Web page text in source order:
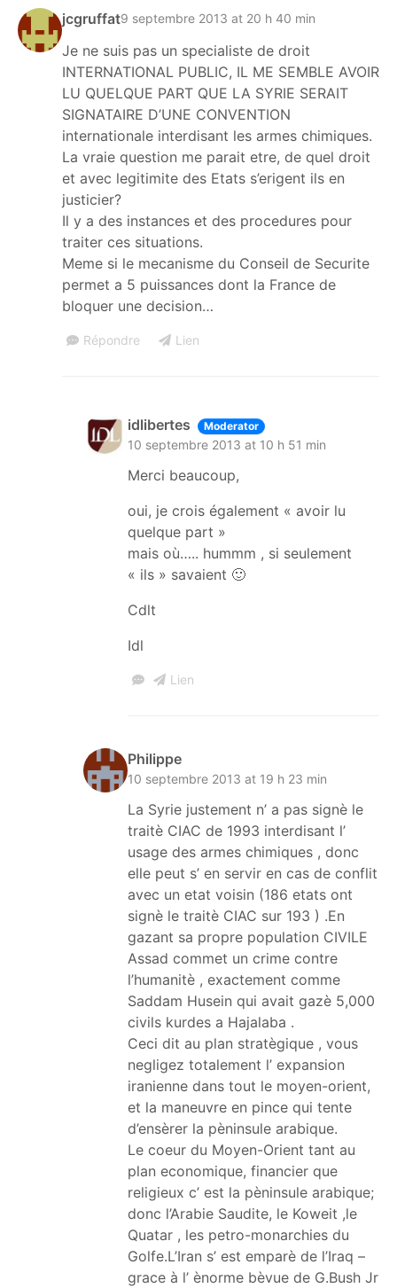
jcgruffat9 septembre 2013 at 20 h 40 min
Je ne suis pas un specialiste de droit
INTERNATIONAL PUBLIC, IL ME SEMBLE AVOIR
LU QUELQUE PART QUE LA SYRIE SERAIT
SIGNATAIRE D’UNE CONVENTION
internationale interdisant les armes chimiques.
La vraie question me parait etre, de quel droit
et avec legitimite des Etats s’erigent ils en
justicier?
Il y a des instances et des procedures pour
traiter ces situations.
Meme si le mecanisme du Conseil de Securite
permet a 5 puissances dont la France de
bloquer une decision…
Répondre Lien
idlibertes Moderator
10 septembre 2013 at 10 h 51 min
Merci beaucoup,
oui, je crois également « avoir lu
quelque part »
mais où….. hummm , si seulement
« ils » savaient 🙂
Cdlt
Idl
Lien
Philippe
10 septembre 2013 at 19 h 23 min
La Syrie justement n’ a pas signè le
traitè CIAC de 1993 interdisant l’
usage des armes chimiques , donc
elle peut s’ en servir en cas de conflit
avec un etat voisin (186 etats ont
signè le traitè CIAC sur 193 ) .En
gazant sa propre population CIVILE
Assad commet un crime contre
l’humanitè , exactement comme
Saddam Husein qui avait gazè 5,000
civils kurdes a Hajalaba .
Ceci dit au plan stratègique , vous
negligez totalement l’ expansion
iranienne dans tout le moyen-orient,
et la maneuvre en pince qui tente
d’ensèrer la pèninsule arabique.
Le coeur du Moyen-Orient tant au
plan economique, financier que
religieux c’ est la pèninsule arabique;
donc l’Arabie Saudite, le Koweit ,le
Quatar , les petro-monarchies du
Golfe.L’Iran s’ est emparè de l’Iraq –
grace à l’ ènorme bèvue de G.Bush Jr